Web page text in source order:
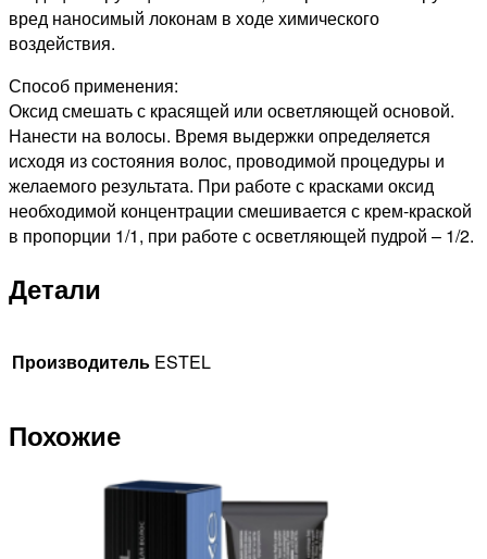
вред наносимый локонам в ходе химического
воздействия.
Способ применения:
Оксид смешать с красящей или осветляющей основой.
Нанести на волосы. Время выдержки определяется
исходя из состояния волос, проводимой процедуры и
желаемого результата. При работе с красками оксид
необходимой концентрации смешивается с крем-краской
в пропорции 1/1, при работе с осветляющей пудрой – 1/2.
Детали
Производитель ESTEL
Похожие